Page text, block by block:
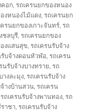
คอก,รถเครนยกของหนอง
งหนองไม้แดง,รถเครนยก
ครนยกของเกาะจันทร์,รถ
ชลบุรี,รถเครนยกของ
งแสนสุข,รถเครนรับจ้าง
รับจ้างดอนหัวฬ่อ,รถเครน
นรับจ้างบางทราย,รถ
างละมุง,รถเครนรับจ้าง
างบ้านสวน,รถเครน
รถเครนรับจ้างพานทอง,รถ
าชา,รถเครนรับจ้าง